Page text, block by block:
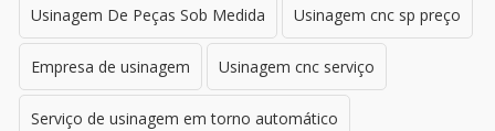
Usinagem De Peças Sob Medida Usinagem cnc sp preço
Empresa de usinagem Usinagem cnc serviço
Serviço de usinagem em torno automático